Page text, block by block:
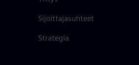
Sijoittajasuhteet
Strategia